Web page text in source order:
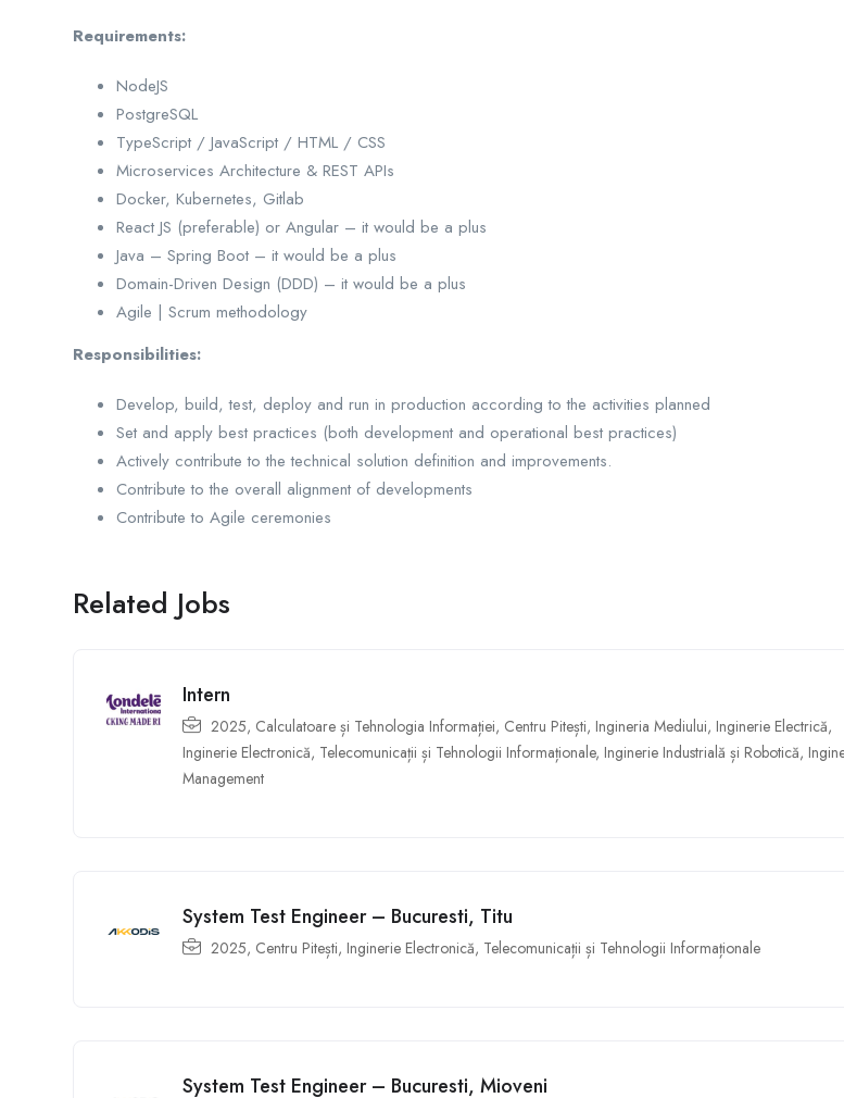
Requirements:
NodeJS
PostgreSQL
TypeScript / JavaScript / HTML / CSS
Microservices Architecture & REST APIs
Docker, Kubernetes, Gitlab
React JS (preferable) or Angular – it would be a plus
Java – Spring Boot – it would be a plus
Domain-Driven Design (DDD) – it would be a plus
Agile | Scrum methodology
Responsibilities:
Develop, build, test, deploy and run in production according to the activities planned
Set and apply best practices (both development and operational best practices)
Actively contribute to the technical solution definition and improvements.
Contribute to the overall alignment of developments
Contribute to Agile ceremonies
Related Jobs
Intern
2025, Calculatoare și Tehnologia Informației, Centru Pitești, Ingineria Mediului, Inginerie Electrică,
Inginerie Electronică, Telecomunicații și Tehnologii Informaționale, Inginerie Industrială și Robotică,
Management
System Test Engineer – Bucuresti, Titu
2025, Centru Pitești, Inginerie Electronică, Telecomunicații și Tehnologii Informaționale
System Test Engineer – Bucuresti, Mioveni